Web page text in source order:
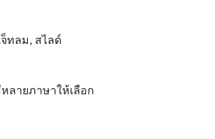
ทลม, สไลด์
ลายภาษาให้เลือก